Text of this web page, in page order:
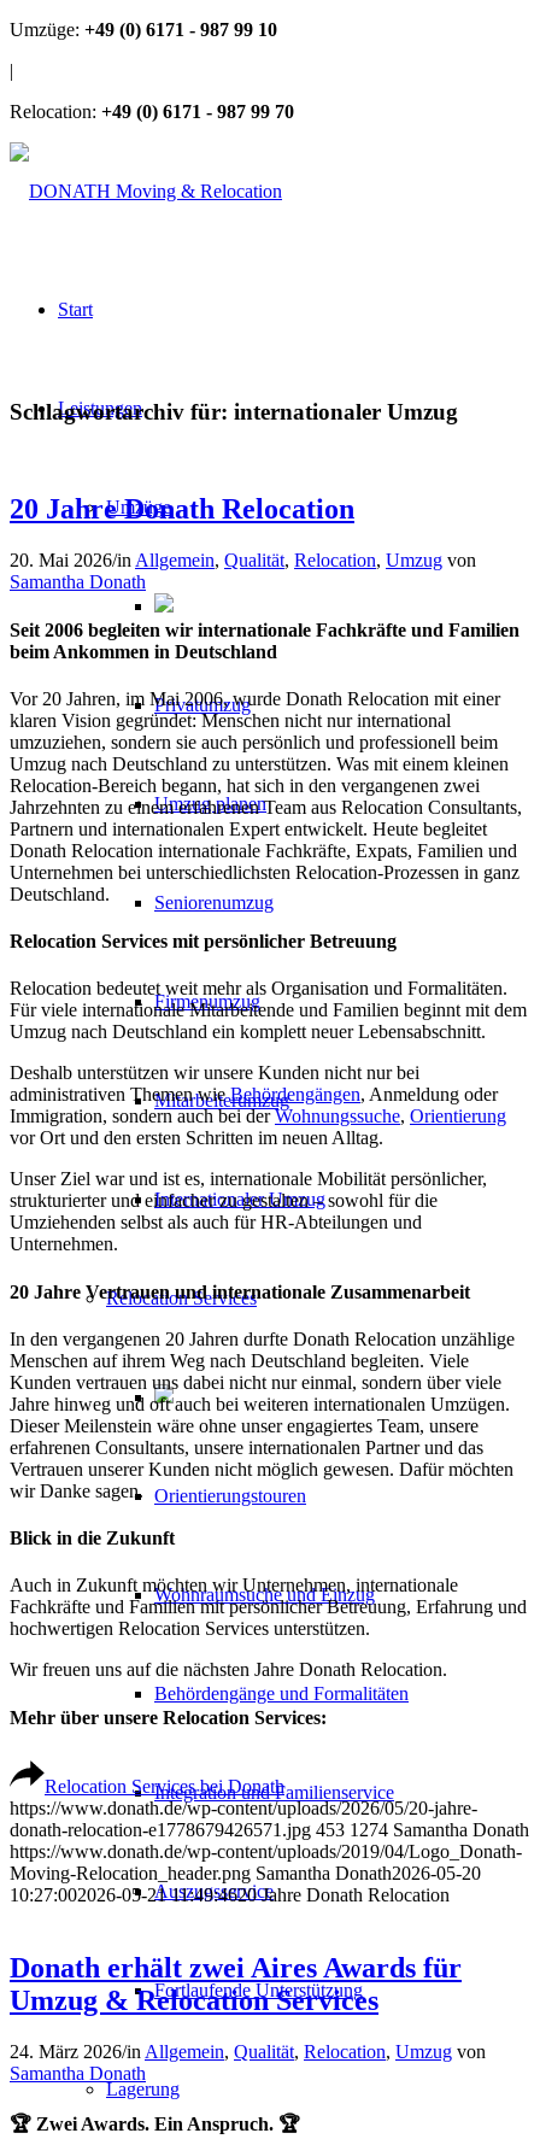
Umzüge: +49 (0) 6171 - 987 99 10
|
Relocation: +49 (0) 6171 - 987 99 70
Start
Leistungen
Umzüge
Privatumzug
Umzug planen
Seniorenumzug
Firmenumzug
Mitarbeiterumzug
Internationaler Umzug
Relocation Services
Orientierungstouren
Wohnraumsuche und Einzug
Behördengänge und Formalitäten
Integration und Familienservice
Auszugsservice
Fortlaufende Unterstützung
Lagerung
Schlagwortarchiv für: internationaler Umzug
20 Jahre Donath Relocation
20. Mai 2026/in Allgemein, Qualität, Relocation, Umzug von
Samantha Donath
Seit 2006 begleiten wir internationale Fachkräfte und Familien
beim Ankommen in Deutschland
Vor 20 Jahren, im Mai 2006, wurde Donath Relocation mit einer
klaren Vision gegründet: Menschen nicht nur international
umzuziehen, sondern sie auch persönlich und professionell beim
Umzug nach Deutschland zu unterstützen. Was mit einem kleinen
Relocation-Bereich begann, hat sich in den vergangenen zwei
Jahrzehnten zu einem erfahrenen Team aus Relocation Consultants,
Partnern und internationalen Expert entwickelt. Heute begleitet
Donath Relocation internationale Fachkräfte, Expats, Familien und
Unternehmen bei unterschiedlichsten Relocation-Prozessen in ganz
Deutschland.
Relocation Services mit persönlicher Betreuung
Relocation bedeutet weit mehr als Organisation und Formalitäten.
Für viele internationale Mitarbeitende und Familien beginnt mit dem
Umzug nach Deutschland ein komplett neuer Lebensabschnitt.
Deshalb unterstützen wir unsere Kunden nicht nur bei
administrativen Themen wieBehördengängen, Anmeldung oder
Immigration, sondern auch bei derWohnungssuche, Orientierung
vor Ort und den ersten Schritten im neuen Alltag.
Unser Ziel war und ist es, internationale Mobilität persönlicher,
strukturierter und einfacher zu gestalten – sowohl für die
Umziehenden selbst als auch für HR-Abteilungen und
Unternehmen.
20 Jahre Vertrauen und internationale Zusammenarbeit
In den vergangenen 20 Jahren durfte Donath Relocation unzählige
Menschen auf ihrem Weg nach Deutschland begleiten. Viele
Kunden vertrauen uns dabei nicht nur einmal, sondern über viele
Jahre hinweg und oft auch bei weiteren internationalen Umzügen.
Dieser Meilenstein wäre ohne unser engagiertes Team, unsere
erfahrenen Consultants, unsere internationalen Partner und das
Vertrauen unserer Kunden nicht möglich gewesen. Dafür möchten
wir Danke sagen.
Blick in die Zukunft
Auch in Zukunft möchten wir Unternehmen, internationale
Fachkräfte und Familien mit persönlicher Betreuung, Erfahrung und
hochwertigen Relocation Services unterstützen.
Wir freuen uns auf die nächsten Jahre Donath Relocation.
Mehr über unsere Relocation Services:
Relocation Services bei Donath
https://www.donath.de/wp-content/uploads/2026/05/20-jahre-
donath-relocation-e1778679426571.jpg 453 1274 Samantha Donath
https://www.donath.de/wp-content/uploads/2019/04/Logo_Donath-
Moving-Relocation_header.png Samantha Donath2026-05-20
10:27:002026-05-21 11:49:4620 Jahre Donath Relocation
Donath erhält zwei Aires Awards für
Umzug & Relocation Services
24. März 2026/in Allgemein, Qualität, Relocation, Umzug von
Samantha Donath
🏆 Zwei Awards. Ein Anspruch. 🏆